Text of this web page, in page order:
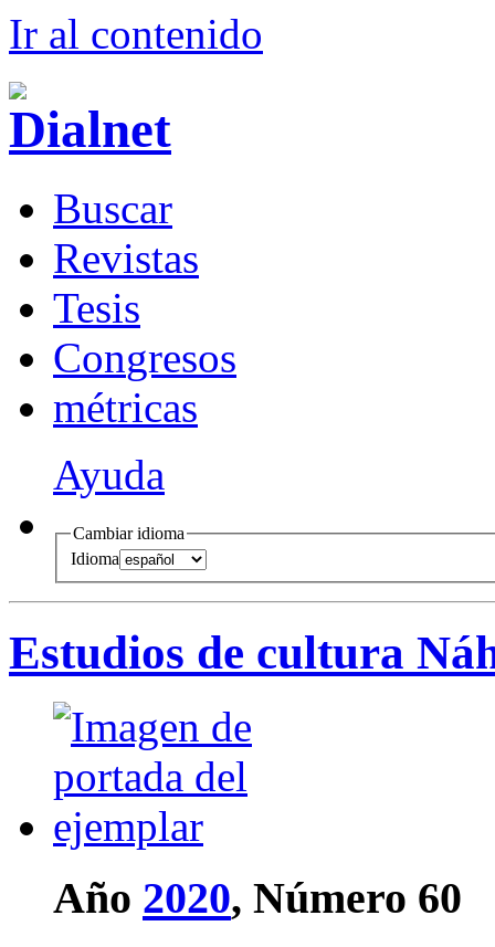
Ir al contenido
Buscar
Revistas
Tesis
Congresos
métricas
Ayuda
Cambiar idioma
Idioma
Estudios de cultura
Año 2020, Número 60